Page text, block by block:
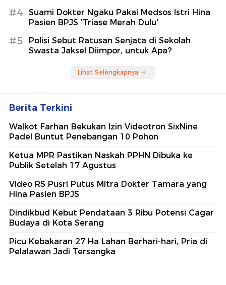
#4
Suami Dokter Ngaku Pakai Medsos Istri Hina
Pasien BPJS 'Triase Merah Dulu'
#5
Polisi Sebut Ratusan Senjata di Sekolah
Swasta Jaksel Diimpor, untuk Apa?
Lihat Selengkapnya
Berita Terkini
Walkot Farhan Bekukan Izin Videotron SixNine
Padel Buntut Penebangan 10 Pohon
Ketua MPR Pastikan Naskah PPHN Dibuka ke
Publik Setelah 17 Agustus
Video RS Pusri Putus Mitra Dokter Tamara yang
Hina Pasien BPJS
Dindikbud Kebut Pendataan 3 Ribu Potensi Cagar
Budaya di Kota Serang
Picu Kebakaran 27 Ha Lahan Berhari-hari, Pria di
Pelalawan Jadi Tersangka